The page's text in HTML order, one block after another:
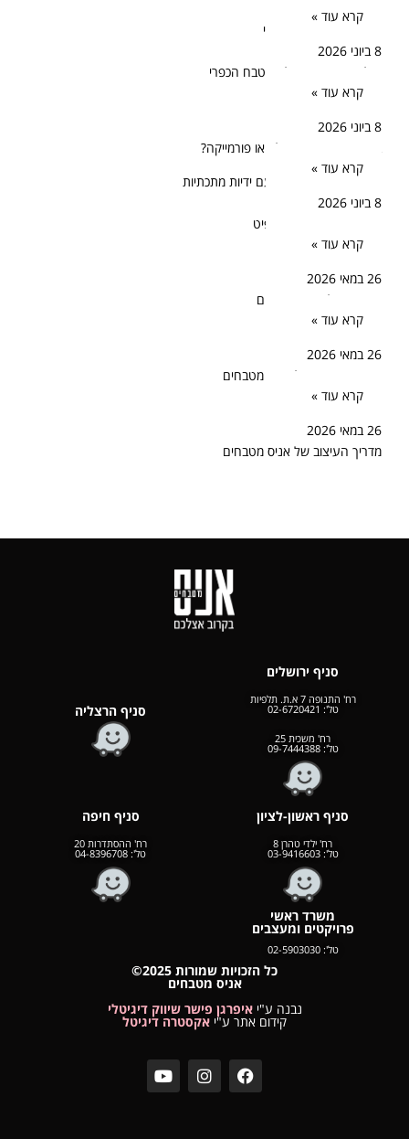
קרא עוד »
8 ביוני 2026
עולמו המשתנה של המטבח הכפרי
קרא עוד »
8 ביוני 2026
במטבח הכפרי עץ מלא או פורמייקה?
קרא עוד »
8 ביוני 2026
עיצוב מטבח באפור גרפיט
קרא עוד »
26 במאי 2026
הסיפור של אניס מטבחים
קרא עוד »
26 במאי 2026
המדריך המעשי לעיצוב מטבחים
קרא עוד »
26 במאי 2026
מדריך העיצוב של אניס מטבחים
סניף ירושלים
רח' התנופה 7 א.ת. תלפיות
טל': 02-6720421
רח' משכית 25
טל':09-7444388
סניף הרצליה
סניף ראשון-לציון
רח' ילדי טהרן 8
טל':03-9416603
סניף חיפה
רח' ההסתדרות 20
טל': 04-8396708
משרד ראשי
פרויקטים ומעצבים
טל':02-5903030
כל הזכויות שמורות 2025©
אניס מטבחים
נבנה ע"יאיפרגן פישר שיווק דיגיטלי
קידום אתר ע"י אקסטרה דיגיטל